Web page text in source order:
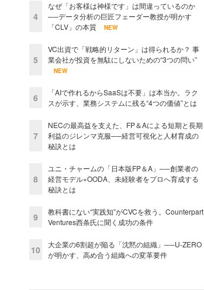
4
なぜ「お客様は神様です」は間違っているのか
──データ分析の巨匠フェーダー教授が明かす
「CLV」の本質
NEW
5
VC出資で「戦略的リターン」は得られるか？ 事
業会社が投資を無駄にしないための“3つの問い”
NEW
6
「AIで作れるからSaaSは不要」は本当か。ラク
スが示す、業務システムに残る“4つの価値”とは
7
NECの最高益を支えた、FP＆Aによる短期と長期
利益のジレンマ克服──経営可視化と人材育成の
秘訣とは
8
ユニ・チャームの「日本版FP＆A」──創業者の
経営モデル×OODA、未経験者をプロへ育成する
秘訣とは
9
教科書にない“実践知”がCVCを救う。Counterpart
Ventures西条氏に聞く成功の条件
10
大企業の6割超が陥る「沈黙の組織」──U-ZERO
が明かす、高め合う組織への変革要件